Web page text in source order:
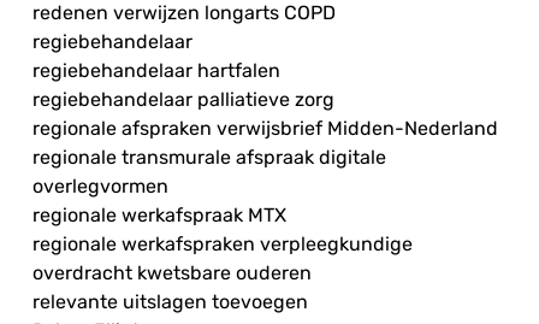
redenen verwijzen longarts COPD
regiebehandelaar
regiebehandelaar hartfalen
regiebehandelaar palliatieve zorg
regionale afspraken verwijsbrief Midden-Nederland
regionale transmurale afspraak digitale
overlegvormen
regionale werkafspraak MTX
regionale werkafspraken verpleegkundige
overdracht kwetsbare ouderen
relevante uitslagen toevoegen